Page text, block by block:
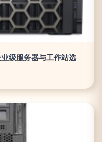
级服务器与工作站选